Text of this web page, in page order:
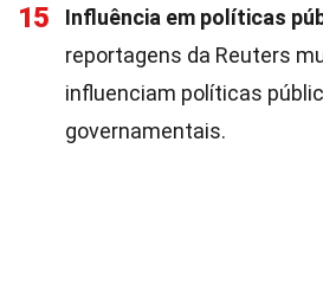
15 Influência em políticas
reportagens da Reuters
influenciam políticas
governamentais.